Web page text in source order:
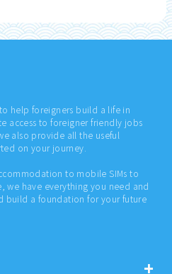
to help foreigners build a life in
access to foreigner friendly jobs
also provide all the useful
on your journey.
to mobile SIMs to
we have everything you need and
build a foundation for your future